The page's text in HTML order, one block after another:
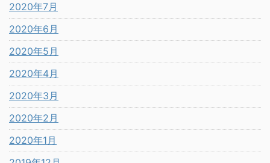
2020年7月
2020年6月
2020年5月
2020年4月
2020年3月
2020年2月
2020年1月